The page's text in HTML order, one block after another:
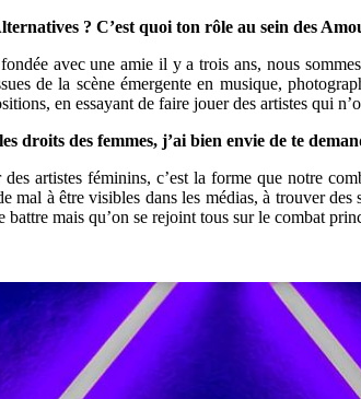
? C’est quoi ton rôle au sein des
avec une amie il y a trois ans, nous
de la scène émergente en musique,
en essayant de faire jouer des artistes qui
des femmes, j’ai bien envie de te
artistes féminins, c’est la forme que notre
mal à être visibles dans les médias, à trouver
mais qu’on se rejoint tous sur le combat